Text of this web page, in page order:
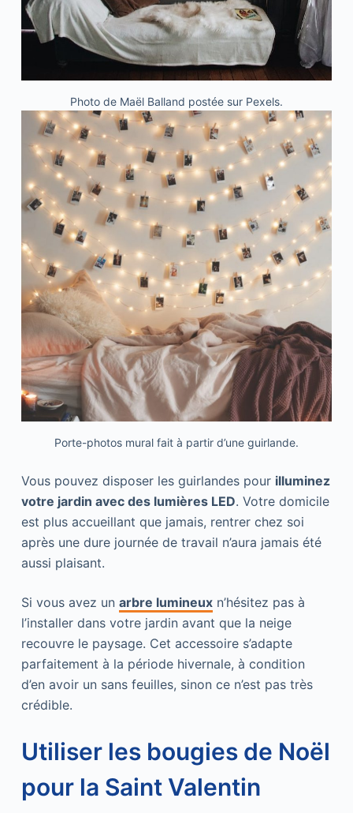
Photo de Maël Balland postée sur Pexels.
Porte-photos mural fait à partir d’une guirlande.
Vous pouvez disposer les guirlandes pour illuminez
votre jardin avec des lumières LED. Votre domicile
est plus accueillant que jamais, rentrer chez soi
après une dure journée de travail n’aura jamais été
aussi plaisant.
Si vous avez un arbre lumineuxn’hésitez pas à
l’installer dans votre jardin avant que la neige
recouvre le paysage. Cet accessoire s’adapte
parfaitement à la période hivernale, à condition
d’en avoir un sans feuilles, sinon ce n’est pas très
crédible.
Utiliser les bougies de Noël
pour la Saint Valentin